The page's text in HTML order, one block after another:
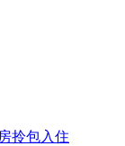
拎包入住